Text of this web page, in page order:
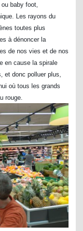
baby foot,
Les rayons du
toutes plus
à dénoncer la
de nos vies et de nos
en cause la spirale
et donc polluer plus,
où tous les grands
rouge.